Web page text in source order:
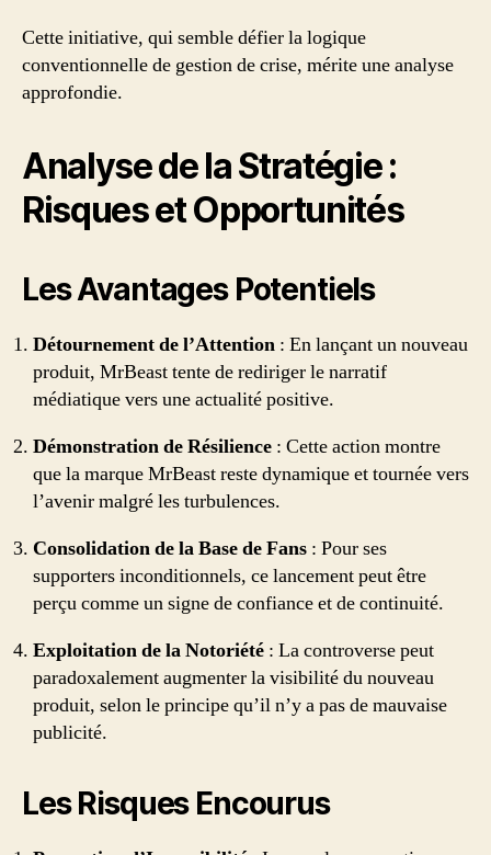
Cette initiative, qui semble défier la logique
conventionnelle de gestion de crise, mérite une analyse
approfondie.
Analyse de la Stratégie :
Risques et Opportunités
Les Avantages Potentiels
Détournement de l’Attention : En lançant un nouveau
produit, MrBeast tente de rediriger le narratif
médiatique vers une actualité positive.
Démonstration de Résilience : Cette action montre
que la marque MrBeast reste dynamique et tournée vers
l’avenir malgré les turbulences.
Consolidation de la Base de Fans : Pour ses
supporters inconditionnels, ce lancement peut être
perçu comme un signe de confiance et de continuité.
Exploitation de la Notoriété : La controverse peut
paradoxalement augmenter la visibilité du nouveau
produit, selon le principe qu’il n’y a pas de mauvaise
publicité.
Les Risques Encourus